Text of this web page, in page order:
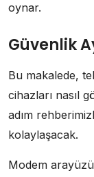
oynar.
Güvenlik
Bu makalede,
cihazları nasıl
adım
kolaylaşacak.
Modem